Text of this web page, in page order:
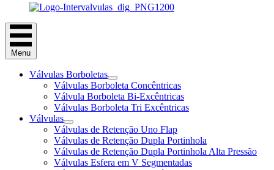
Menu
Válvulas Borboletas
Válvulas Borboleta Concêntricas
Válvula Borboleta Bi-Excêntricas
Válvulas Borboleta Tri Excêntricas
Válvulas
Válvulas de Retenção Uno Flap
Válvulas de Retenção Dupla Portinhola
Válvulas de Retenção Dupla Portinhola Alta Pressão
Válvulas Esfera em V Segmentadas